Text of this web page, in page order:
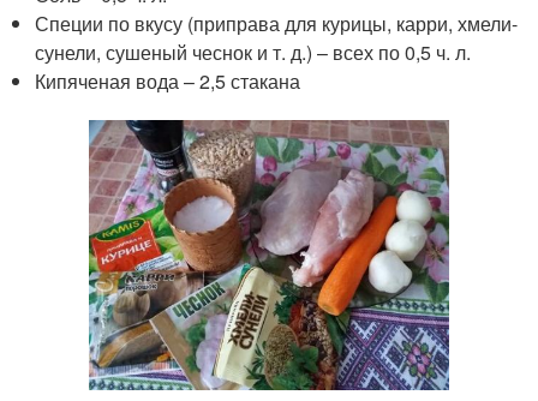
Специи по вкусу (приправа для курицы, карри, хмели-
сунели, сушеный чеснок и т. д.) – всех по 0,5 ч. л.
Кипяченая вода – 2,5 стакана